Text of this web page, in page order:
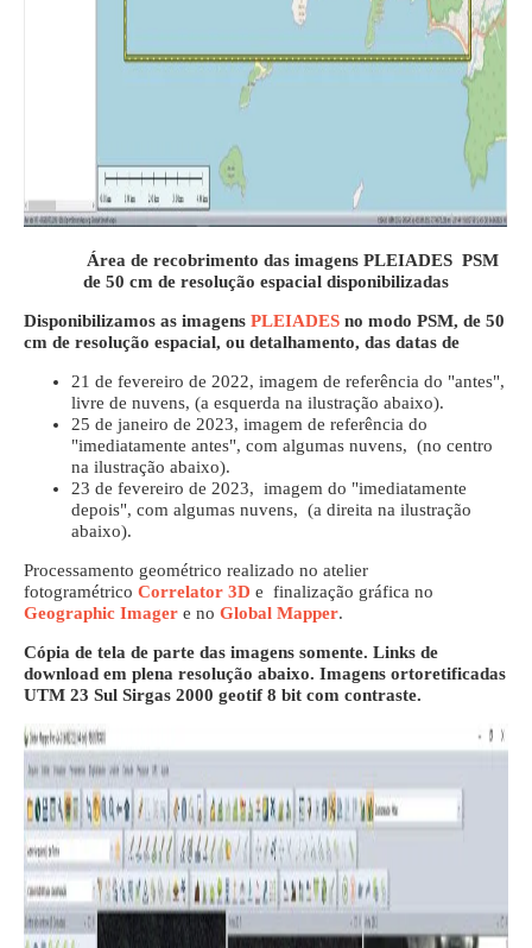
Área de recobrimento das imagens PLEIADES PSM
de 50 cm de resolução espacial disponibilizadas
Disponibilizamos as imagens PLEIADES no modo PSM, de 50
cm de resolução espacial, ou detalhamento, das datas de
21 de fevereiro de 2022, imagem de referência do "antes",
livre de nuvens, (a esquerda na ilustração abaixo).
25 de janeiro de 2023, imagem de referência do
"imediatamente antes", com algumas nuvens, (no centro
na ilustração abaixo).
23 de fevereiro de 2023, imagem do "imediatamente
depois", com algumas nuvens, (a direita na ilustração
abaixo).
Processamento geométrico realizado no atelier
fotogramétrico Correlator 3D e finalização gráfica no
Geographic Imager e no Global Mapper.
Cópia de tela de parte das imagens somente. Links de
download em plena resolução abaixo. Imagens ortoretificadas
UTM 23 Sul Sirgas 2000 geotif 8 bit com contraste.